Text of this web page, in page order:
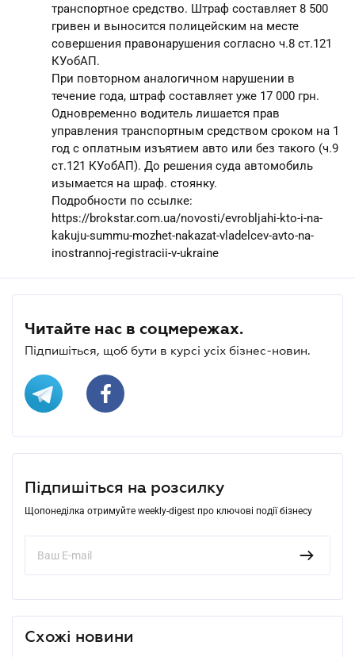
транспортное средство. Штраф составляет 8 500
гривен и выносится полицейским на месте
совершения правонарушения согласно ч.8 ст.121
КУобАП.
При повторном аналогичном нарушении в
течение года, штраф составляет уже 17 000 грн.
Одновременно водитель лишается прав
управления транспортным средством сроком на 1
год с оплатным изъятием авто или без такого (ч.9
ст.121 КУобАП). До решения суда автомобиль
изымается на шраф. стоянку.
Подробности по ссылке:
https://brokstar.com.ua/novosti/evrobljahi-kto-i-na-
kakuju-summu-mozhet-nakazat-vladelcev-avto-na-
inostrannoj-registracii-v-ukraine
Читайте нас в соцмережах.
Підпишіться, щоб бути в курсі усіх бізнес-новин.
Підпишіться на розсилку
Щопонеділка отримуйте weekly-digest про ключові події бізнесу
Схожі новини